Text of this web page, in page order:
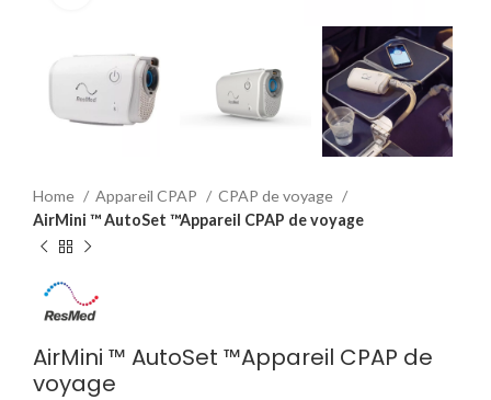
Home Appareil CPAP
CPAP de voyage
AirMini ™ AutoSet ™Appareil CPAP de voyage
AirMini ™ AutoSet ™Appareil CPAP de
voyage